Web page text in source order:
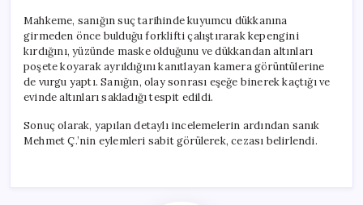
Mahkeme, sanığın suç tarihinde kuyumcu dükkanına
girmeden önce bulduğu forklifti çalıştırarak kepengini
kırdığını, yüzünde maske olduğunu ve dükkandan altınları
poşete koyarak ayrıldığını kanıtlayan kamera görüntülerine
de vurgu yaptı. Sanığın, olay sonrası eşeğe binerek kaçtığı ve
evinde altınları sakladığı tespit edildi.
Sonuç olarak, yapılan detaylı incelemelerin ardından sanık
Mehmet Ç.’nin eylemleri sabit görülerek, cezası belirlendi.